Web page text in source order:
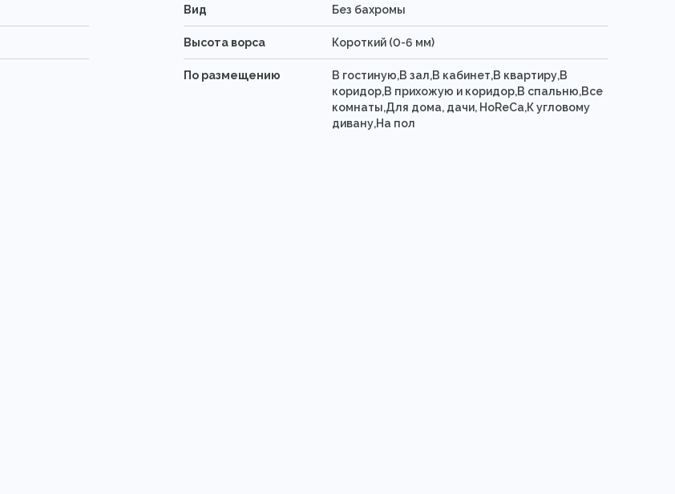
Вид Без бахромы
Высота ворса Короткий (0-6 мм)
По размещению
В гостиную,В зал,В кабинет,В квартиру,В
коридор,В прихожую и коридор,В спальню,Все
комнаты,Для дома, дачи, HoReCa,К угловому
дивану,На пол